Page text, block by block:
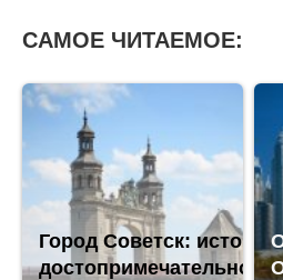
САМОЕ ЧИТАЕМОЕ:
Город Советск: история,
достопримечательности